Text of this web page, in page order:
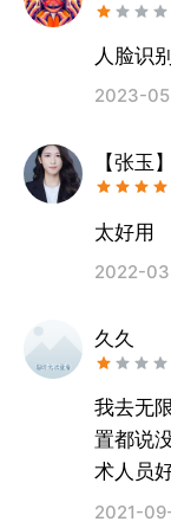
人脸识
2023-
【张玉
2022-
久久
我去无
置都说
术人员
推广的
2021-